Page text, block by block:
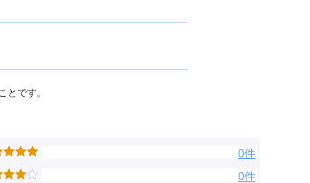
とです。
0件
0件